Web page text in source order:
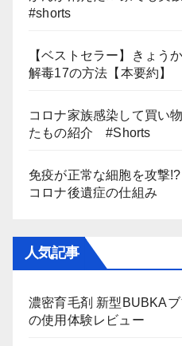
#shorts
【ベストセラー】きょう
解毒17の方法【本要約】
コロナ家族感染して買い
たもの紹介 #Shorts
免疫が正常な細胞を攻撃
コロナ後遺症の仕組み
人気記事
濃密育毛剤 新型BUBKA
の使用体験レビュー